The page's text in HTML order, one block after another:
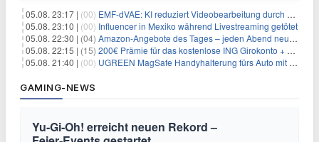
05.08. 23:17 | (00) EMF-dVAE: KI reduziert Videobearbeitung durch audio-gesteuerte Bildauswahl um 65%
05.08. 23:10 | (00) Influencer in Mexiko während Livestreaming getötet
05.08. 22:30 | (04) Amazon-Angebote des Tages – jeden Abend neue Deals zum Stöbern
05.08. 22:15 | (15) 200€ Prämie für das kostenlose ING Girokonto + gratis Visa + 3,75% Zinsen
05.08. 21:40 | (00) UGREEN MagSafe Handyhalterung fürs Auto mit 20 N52-Magneten für 7,96€
GAMING-NEWS
Yu‑Gi‑Oh! erreicht neuen Rekord –